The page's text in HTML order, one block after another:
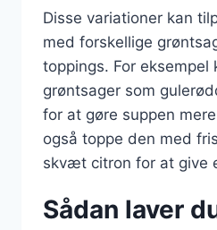
Disse variationer kan
med forskellige
toppings. For
grøntsager som
for at gøre suppen
også toppe den med
skvæt citron for at give
Sådan laver